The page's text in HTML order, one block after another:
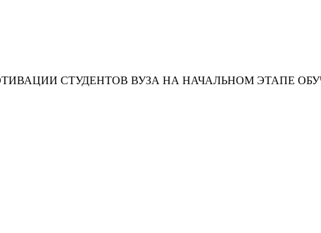
СТУДЕНТОВ ВУЗА НА НАЧАЛЬНОМ ЭТАПЕ